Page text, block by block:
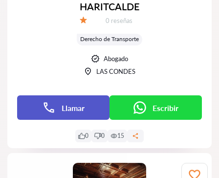
HARITCALDE
Número de reseñas:
0 reseñas
Derecho de Transporte
Abogado
LAS CONDES
Llamar Escribir
0 0 15